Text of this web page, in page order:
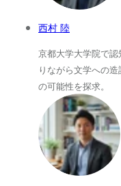
西村 陸
京都大学大学院で
りながら文学への
の可能性を探求。